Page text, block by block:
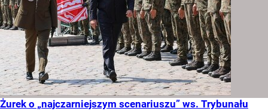
Żurek o „najczarniejszym scenariuszu” ws. Trybunału